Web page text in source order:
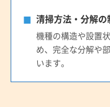
清掃方法・分解の
機種の構造や設置
め、完全な分解や
います。